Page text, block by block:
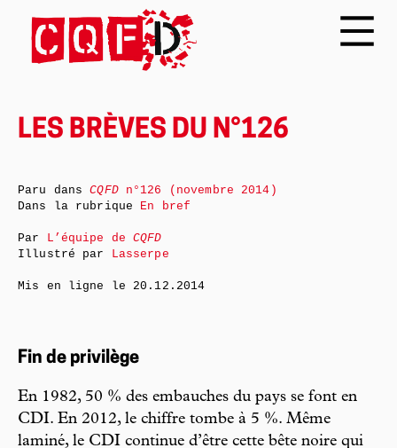
LES BRÈVES DU N°126
Fin de privilège
En 1982, 50 % des embauches du pays se font en
CDI. En 2012, le chiffre tombe à 5 %. Même
laminé, le CDI continue d’être cette bête noire qui
Paru dansCQFDn°126 (novembre 2014)
Dans la rubrique En bref
Par L’équipe deCQFD
Illustré par Lasserpe
Mis en ligne le 20.12.2014